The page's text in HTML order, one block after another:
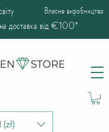
Власне виробництво
доставка від €100*